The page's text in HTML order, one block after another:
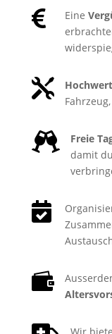
 Eine

 Freie
damit


Wir